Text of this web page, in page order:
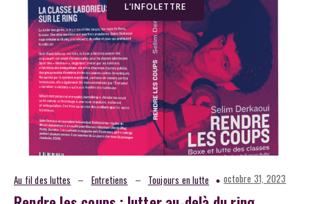
L’INFOLETTRE
Au fil des luttes – Entretiens – Toujours en lutte octobre 31, 2023